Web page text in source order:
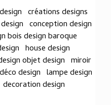
créations designs
conception design
bois design baroque
house design
objet design miroir
design lampe design
design